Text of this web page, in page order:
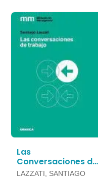
Las
Conversaciones de
Trabajo
LAZZATI, SANTIAGO